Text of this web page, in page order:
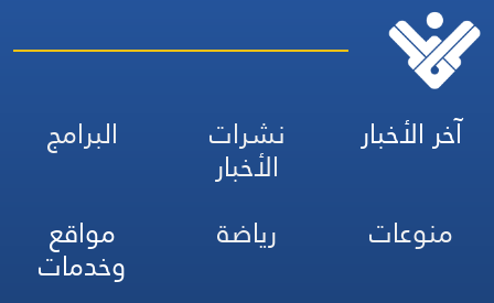
آخر الأخبار نشرات
الأخبار
البرامج
منوعات
رياضة مواقع
وخدمات